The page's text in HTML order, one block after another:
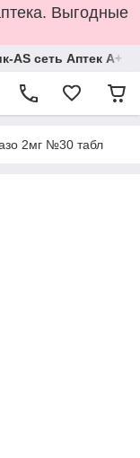
Выгодные
AS сеть Аптек А+
2мг №30 табл